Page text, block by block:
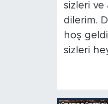
sizleri ve
dilerim.
hoş
sizleri